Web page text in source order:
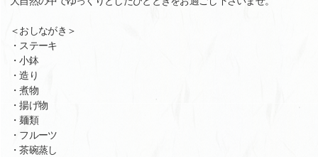
＜おしながき＞
・ステーキ
・小鉢
・造り
・煮物
・揚げ物
・麺類
・フルーツ
・茶碗蒸し